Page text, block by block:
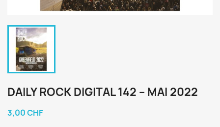
DAILY ROCK DIGITAL 142 – MAI 2022
3,00 CHF